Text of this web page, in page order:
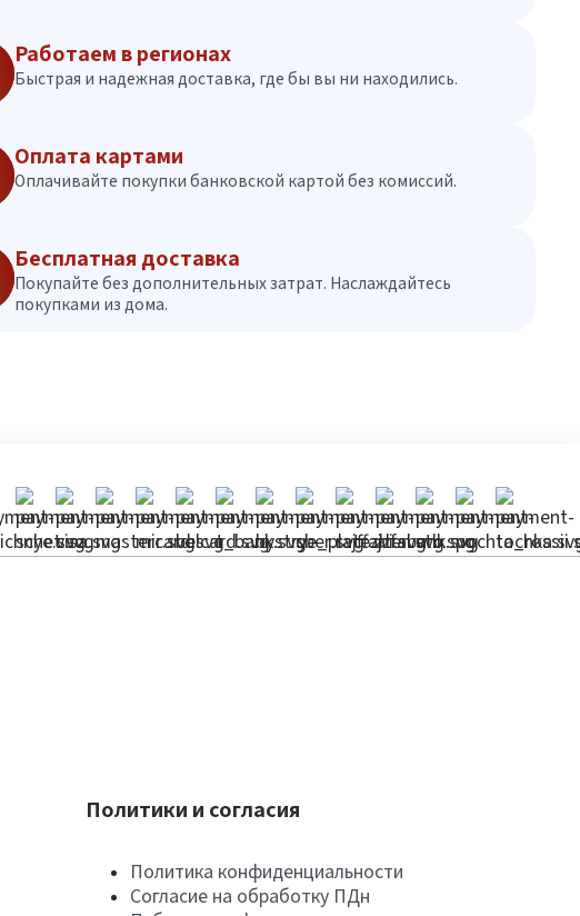
Работаем в регионах
Быстрая и надежная доставка, где бы вы ни находились.
Оплата картами
Оплачивайте покупки банковской картой без комиссий.
Бесплатная доставка
Покупайте без дополнительных затрат. Наслаждайтесь
покупками из дома.
Политики и согласия
Политика конфиденциальности
Согласие на обработку ПДн